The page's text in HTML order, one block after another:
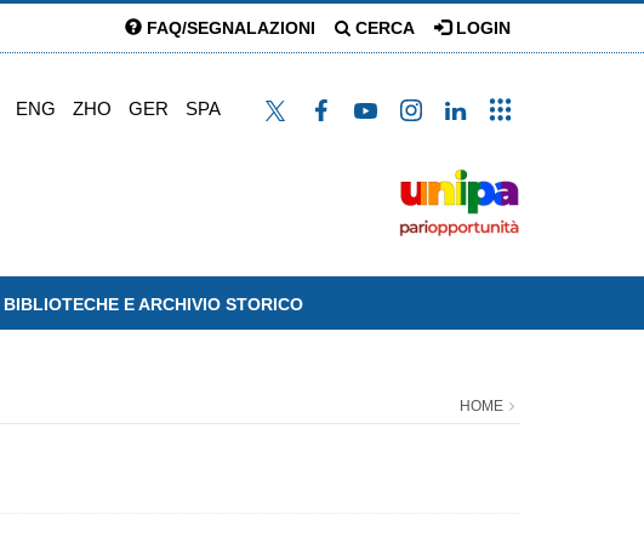
FAQ/SEGNALAZIONI CERCA LOGIN
ENG ZHO GER SPA
BIBLIOTECHE E ARCHIVIO STORICO
HOME